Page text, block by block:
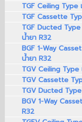
TGF Ceiling Type
TGF Cassette
TGF Ducted
น้ำยา R32
BGF 1-Way
น้ำยา R32
TGV Ceiling
TGV Cassette
TGV Ducted
BGV 1-Way
R32